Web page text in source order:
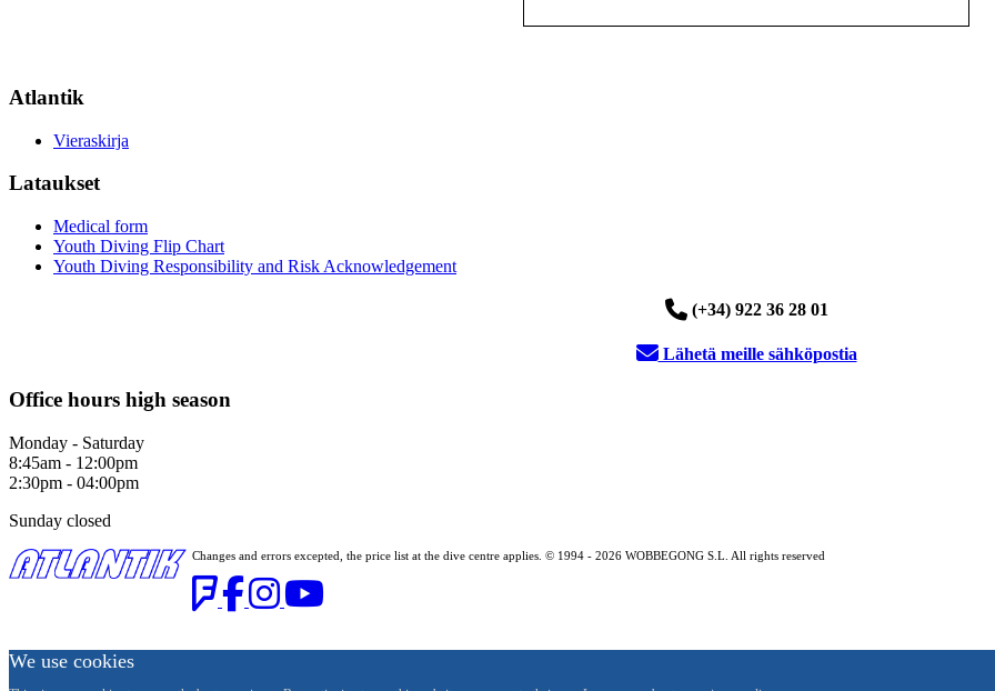
Atlantik
Vieraskirja
Lataukset
Medical form
Youth Diving Flip Chart
Youth Diving Responsibility and Risk Acknowledgement
(+34) 922 36 28 01
Lähetä meille sähköpostia
Office hours high season
Monday - Saturday
8:45am - 12:00pm
2:30pm - 04:00pm
Sunday closed
Changes and errors excepted, the price list at the dive centre applies. © 1994 - 2026 WOBBEGONG S.L. All rights reserved
We use cookies